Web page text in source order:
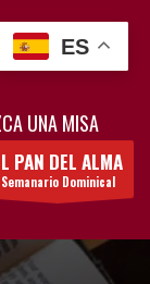
CONTÁCTENOS
UNA MISA
PAN DEL ALMA
Semanario Dominical
ES